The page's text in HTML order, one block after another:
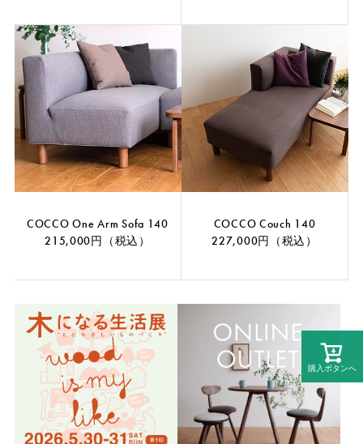
購入ボタンへ
COCCO One Arm Sofa 140
215,000円（税込）
COCCO Couch 140
227,000円（税込）